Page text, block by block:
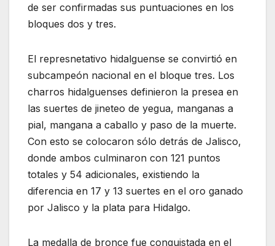
de ser confirmadas sus puntuaciones en los
bloques dos y tres.
El represnetativo hidalguense se convirtió en
subcampeón nacional en el bloque tres. Los
charros hidalguenses definieron la presea en
las suertes de jineteo de yegua, manganas a
pial, mangana a caballo y paso de la muerte.
Con esto se colocaron sólo detrás de Jalisco,
donde ambos culminaron con 121 puntos
totales y 54 adicionales, existiendo la
diferencia en 17 y 13 suertes en el oro ganado
por Jalisco y la plata para Hidalgo.
La medalla de bronce fue conquistada en el